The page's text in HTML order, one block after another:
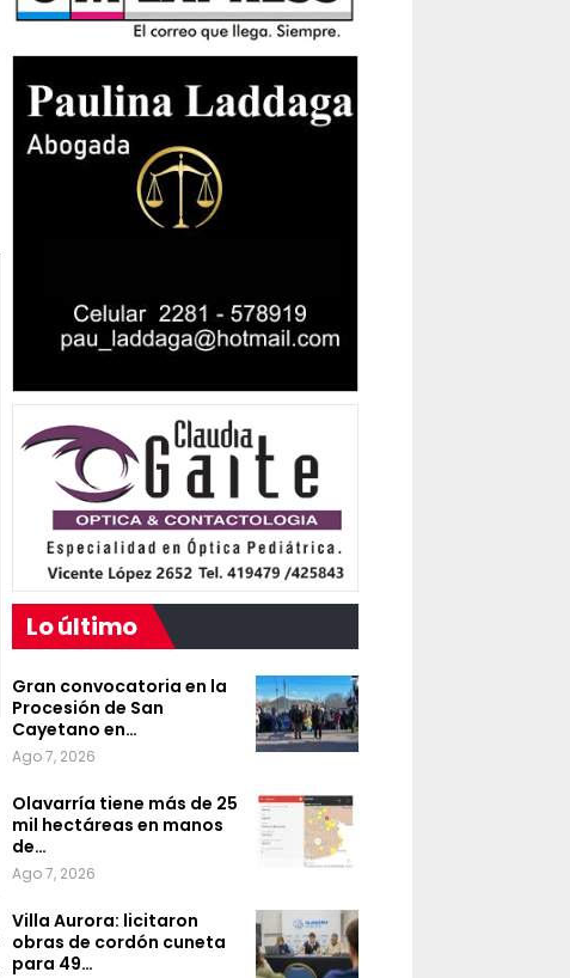
Lo último
Gran convocatoria en la
Procesión de San
Cayetano en…
Ago 7, 2026
Olavarría tiene más de 25
mil hectáreas en manos
de…
Ago 7, 2026
Villa Aurora: licitaron
obras de cordón cuneta
para 49…